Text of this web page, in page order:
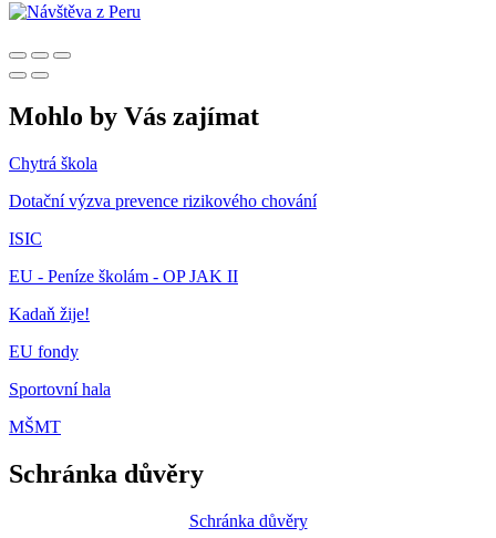
Mohlo by Vás zajímat
Chytrá škola
Dotační výzva prevence rizikového chování
ISIC
EU - Peníze školám - OP JAK II
Kadaň žije!
EU fondy
Sportovní hala
MŠMT
Schránka důvěry
Schránka důvěry